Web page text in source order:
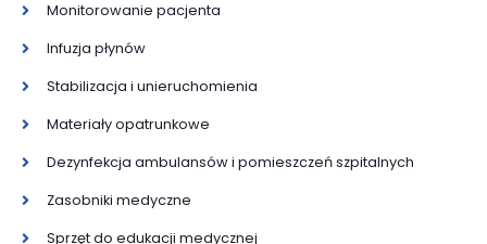
Monitorowanie pacjenta
Infuzja płynów
Stabilizacja i unieruchomienia
Materiały opatrunkowe
Dezynfekcja ambulansów i pomieszczeń szpitalnych
Zasobniki medyczne
Sprzęt do edukacji medycznej